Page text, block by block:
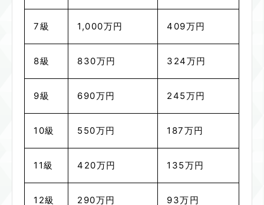
7級 1,000万円 409万円
8級 830万円 324万円
9級 690万円 245万円
10級 550万円 187万円
11級 420万円 135万円
12級 290万円 93万円